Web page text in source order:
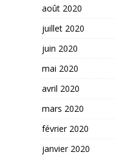
août 2020
juillet 2020
juin 2020
mai 2020
avril 2020
mars 2020
février 2020
janvier 2020